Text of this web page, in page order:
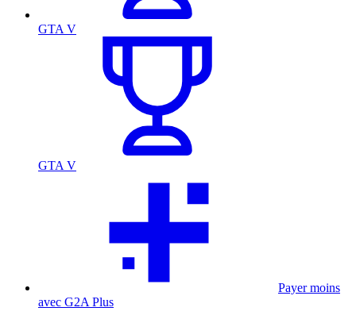
GTA V
GTA V
Payer moins
avec G2A Plus